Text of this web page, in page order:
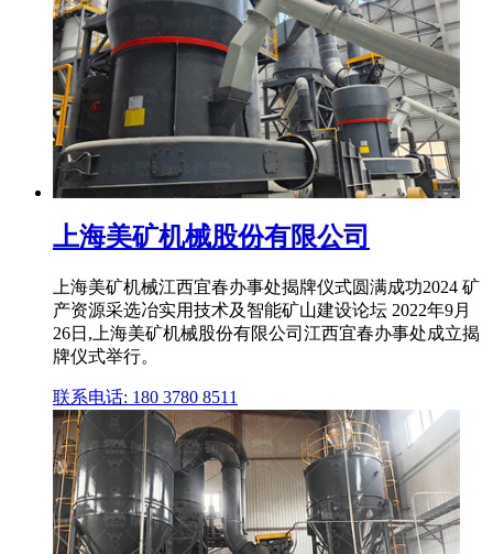
上海美矿机械股份有限公司
上海美矿机械江西宜春办事处揭牌仪式圆满成功2024 矿
产资源采选冶实用技术及智能矿山建设论坛 2022年9月
26日,上海美矿机械股份有限公司江西宜春办事处成立揭
牌仪式举行。
联系电话: 180 3780 8511